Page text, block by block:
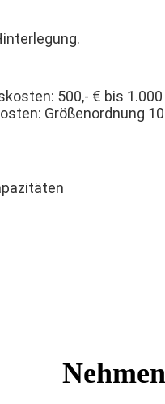
500,- € bis
Größenordnung